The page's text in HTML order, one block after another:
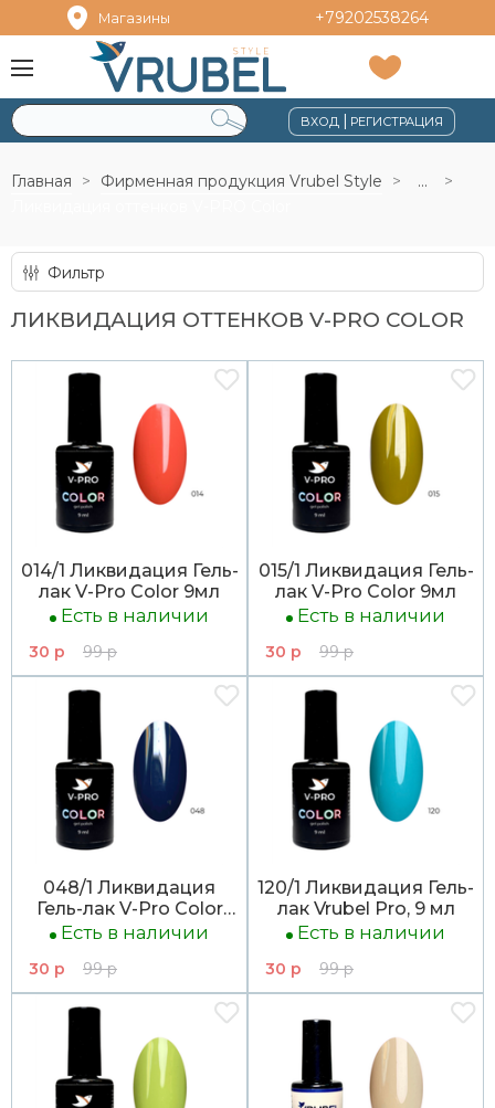
Магазины +79202538264
ВХОД |РЕГИСТРАЦИЯ
Главная Фирменная продукция Vrubel Style
...
Фильтр
ЛИКВИДАЦИЯ ОТТЕНКОВ V-PRO COLOR
014/1 Ликвидация Гель-
лак V-Pro Color 9мл
Есть в наличии
30 р 99 р
015/1 Ликвидация Гель-
лак V-Pro Color 9мл
Есть в наличии
30 р 99 р
048/1 Ликвидация
Гель-лак V-Pro Color
9мл
Есть в наличии
30 р 99 р
120/1 Ликвидация Гель-
лак Vrubel Pro, 9 мл
Есть в наличии
30 р 99 р